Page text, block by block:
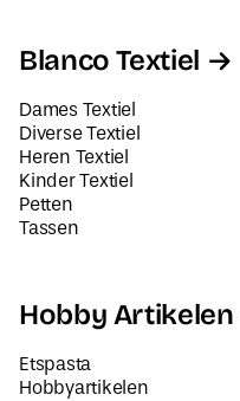
Blanco Textiel
Dames Textiel
Diverse Textiel
Heren Textiel
Kinder Textiel
Petten
Tassen
Hobby Artikelen
Etspasta
Hobbyartikelen